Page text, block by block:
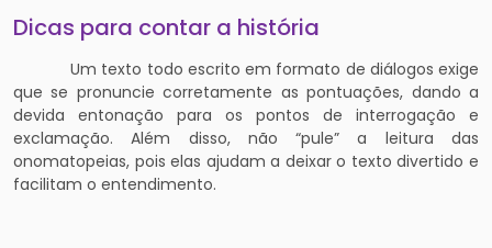
Dicas para contar a história
Um texto todo escrito em formato de diálogos exige
que se pronuncie corretamente as pontuações, dando a
devida entonação para os pontos de interrogação e
exclamação. Além disso, não “pule” a leitura das
onomatopeias, pois elas ajudam a deixar o texto divertido e
facilitam o entendimento.